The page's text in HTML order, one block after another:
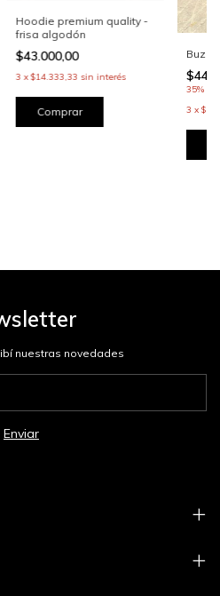
Hoodie premium quality -
frisa algodón
$43.000,00
3 x$14.333,33 sin interés
Comprar
Buzo
35%
3 x
nuestras novedades